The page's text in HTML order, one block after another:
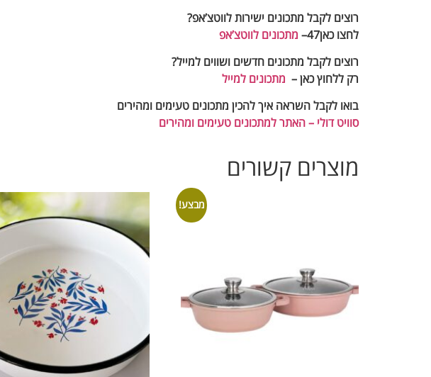
רוצים לקבל מתכונים ישירות לווטצ’אפ?
לחצו כאן47–
מתכונים לווטצ’אפ
רוצים לקבל מתכונים חדשים ושווים למייל?
רק ללחוץ כאן – מתכונים למייל
בואו לקבל השראה איך להכין מתכונים טעימים ומהירים
סוויט דולי – האתר למתכונים טעימים ומהירים
מוצרים קשורים
מבצע!